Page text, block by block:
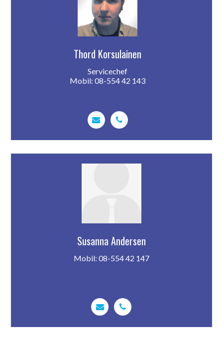
Thord Korsulainen
Servicechef
Mobil: 08-554 42 143
Susanna Andersen
Mobil: 08-554 42 147